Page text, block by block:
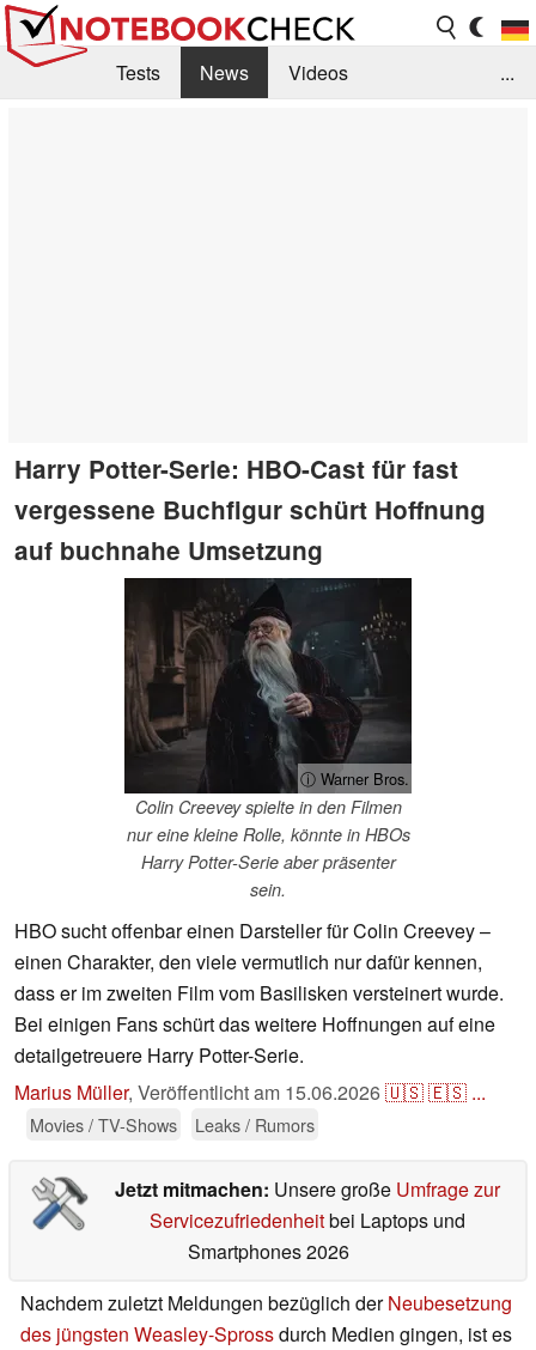
Tests News
Videos
...
Harry Potter-Serie: HBO-Cast für fast
vergessene Buchfigur schürt Hoffnung
auf buchnahe Umsetzung
ⓘ Warner Bros.
Colin Creevey spielte in den Filmen
nur eine kleine Rolle, könnte in HBOs
Harry Potter-Serie aber präsenter
sein.
HBO sucht offenbar einen Darsteller für Colin Creevey –
einen Charakter, den viele vermutlich nur dafür kennen,
dass er im zweiten Film vom Basilisken versteinert wurde.
Bei einigen Fans schürt das weitere Hoffnungen auf eine
detailgetreuere Harry Potter-Serie.
Marius Müller, Veröffentlicht am 15.06.2026🇺🇸🇪🇸 ...
Movies / TV-Shows Leaks / Rumors
Jetzt mitmachen: Unsere große Umfrage zur
Servicezufriedenheitbei Laptops und
Smartphones 2026
Nachdem zuletzt Meldungen bezüglich derNeubesetzung
des jüngsten Weasley-Sprossdurch Medien gingen, ist es